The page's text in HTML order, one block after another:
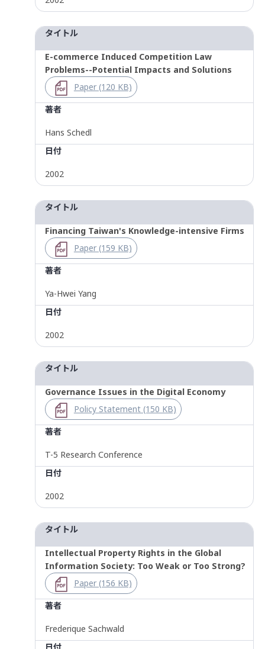
タイトル
E-commerce Induced Competition Law
Problems--Potential Impacts and Solutions
Paper (120 KB)
著者
Hans Schedl
日付
2002
タイトル
Financing Taiwan's Knowledge-intensive Firms
Paper (159 KB)
著者
Ya-Hwei Yang
日付
2002
タイトル
Governance Issues in the Digital Economy
Policy Statement (150 KB)
著者
T-5 Research Conference
日付
2002
タイトル
Intellectual Property Rights in the Global
Information Society: Too Weak or Too Strong?
Paper (156 KB)
著者
Frederique Sachwald
日付